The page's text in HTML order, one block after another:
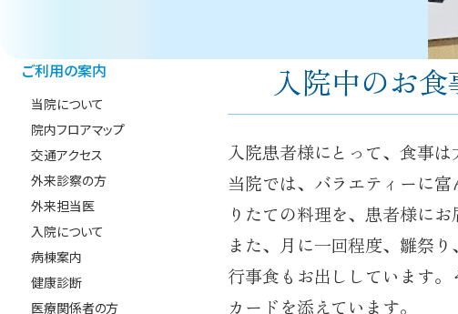
ご利用の案内
当院について
院内フロアマップ
交通アクセス
外来診察の方
外来担当医
入院について
病棟案内
健康診断
医療関係者の方
入院中のお
入院患者様にとって、食事は
当院では、バラエティーに
りたての料理を、患者様に
また、月に一回程度、雛祭
行事食もお出ししています
カードを添えています。